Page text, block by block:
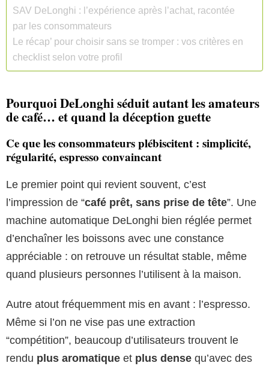
SAV DeLonghi : l’expérience après l’achat, racontée
par les consommateurs
Le récap’ pour choisir sans se tromper : vos critères en
checklist selon votre profil
Pourquoi DeLonghi séduit autant les amateurs
de café… et quand la déception guette
Ce que les consommateurs plébiscitent : simplicité,
régularité, espresso convaincant
Le premier point qui revient souvent, c’est
l’impression de “café prêt, sans prise de tête”. Une
machine automatique DeLonghi bien réglée permet
d’enchaîner les boissons avec une constance
appréciable : on retrouve un résultat stable, même
quand plusieurs personnes l’utilisent à la maison.
Autre atout fréquemment mis en avant : l’espresso.
Même si l’on ne vise pas une extraction
“compétition”, beaucoup d’utilisateurs trouvent le
rendu plus aromatique et plus dense qu’avec des